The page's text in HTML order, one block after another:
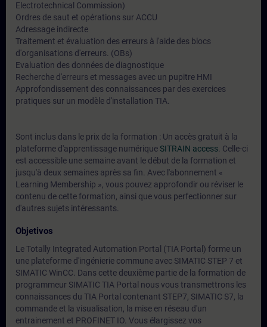
Electrotechnical Commission)
Ordres de saut et opérations sur ACCU
Adressage indirecte
Traitement et évaluation des erreurs à l'aide des blocs
d'organisations d'erreurs. (OBs)
Evaluation des données de diagnostique
Recherche d'erreurs et messages avec un pupitre HMI
Approfondissement des connaissances par des exercices
pratiques sur un modèle d'installation TIA.
Sont inclus dans le prix de la formation : Un accès gratuit à la
plateforme d'apprentissage numériqueSITRAIN access . Celle-ci
est accessible une semaine avant le début de la formation et
jusqu'à deux semaines après sa fin. Avec l'abonnement «
Learning Membership », vous pouvez approfondir ou réviser le
contenu de cette formation, ainsi que vous perfectionner sur
d'autres sujets intéressants.
Objetivos
Le Totally Integrated Automation Portal (TIA Portal) forme un
une plateforme d'ingénierie commune avec SIMATIC STEP 7 et
SIMATIC WinCC. Dans cette deuxième partie de la formation de
programmeur SIMATIC TIA Portal nous vous transmettrons les
connaissances du TIA Portal contenant STEP7, SIMATIC S7, la
commande et la visualisation, la mise en réseau d'un
entrainement et PROFINET IO. Vous élargissez vos